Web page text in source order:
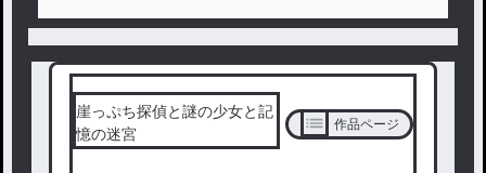
崖っぷち探偵と謎の少女と記
憶の迷宮
作品ページ